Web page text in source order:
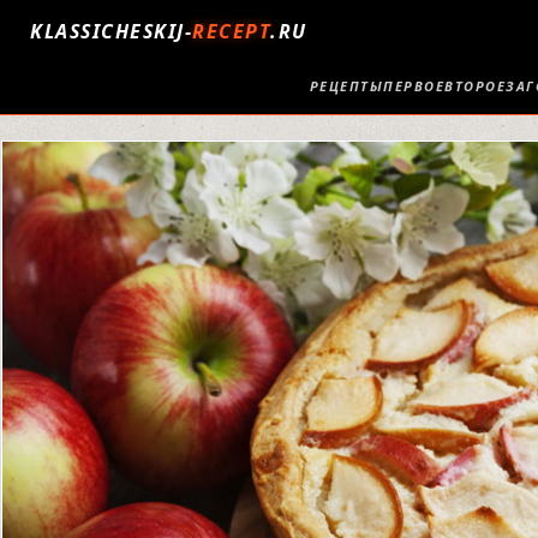
KLASSICHESKIJ-RECEPT.RU
РЕЦЕПТЫПЕРВОЕВТОРОЕ